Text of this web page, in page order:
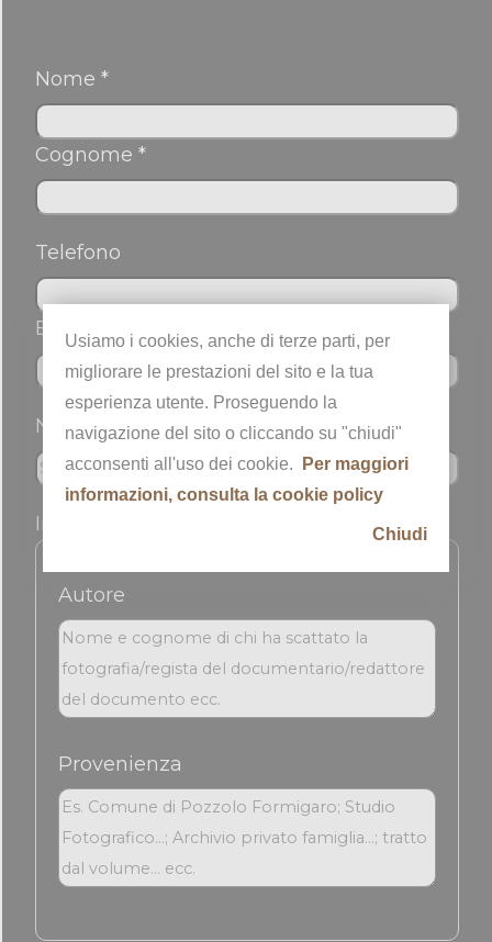
Nome *
Cognome *
Telefono
Email *
Nickname
Informazioni sull'immagine
Autore
Provenienza
Usiamo i cookies, anche di terze parti, per
migliorare le prestazioni del sito e la tua
esperienza utente. Proseguendo la
navigazione del sito o cliccando su "chiudi"
acconsenti all'uso dei cookie.
Per maggiori
informazioni, consulta la cookie policy
Chiudi